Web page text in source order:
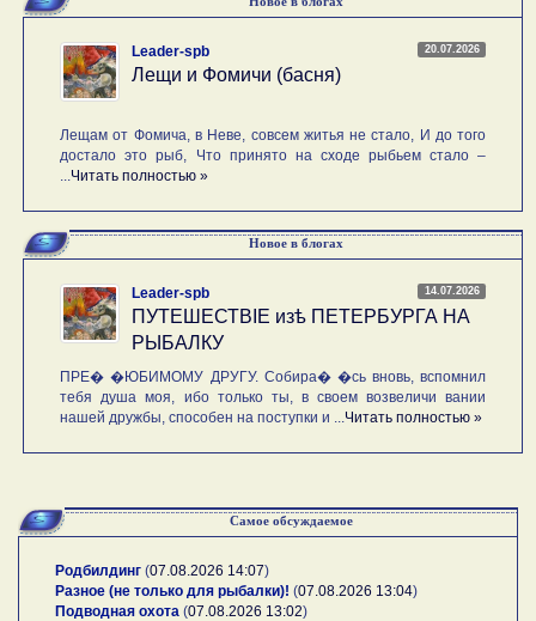
20.07.2026
Leader-spb
Лещи и Фомичи (басня)
Лещам от Фомича, в Неве, совсем житья не стало, И до того
достало это рыб, Что принято на сходе рыбьем стало –
...Читать полностью »
Новое в блогах
14.07.2026
Leader-spb
ПУТЕШЕСТВIE изѣ ПЕТЕРБУРГА НА
РЫБАЛКУ
ПРЕ� �ЮБИМОМУ ДРУГУ. Собира� �сь вновь, вспомнил
тебя душа моя, ибо только ты, в своем возвеличи вании
нашей дружбы, способен на поступки и ...Читать полностью »
Самое обсуждаемое
Родбилдинг (07.08.2026 14:07)
Разное (не только для рыбалки)! (07.08.2026 13:04)
Подводная охота (07.08.2026 13:02)